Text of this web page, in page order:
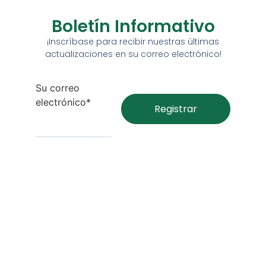
Boletín Informativo
¡Inscríbase para recibir nuestras últimas
actualizaciones en su correo electrónico!
Su correo
electrónico*